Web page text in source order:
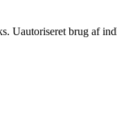
Uautoriseret brug af